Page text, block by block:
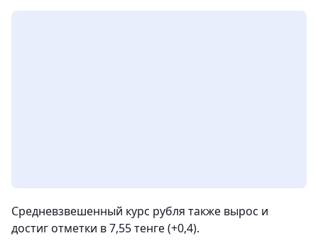
Средневзвешенный курс рубля также вырос и
достиг отметки в 7,55 тенге (+0,4).